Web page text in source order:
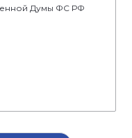
Думы ФС РФ